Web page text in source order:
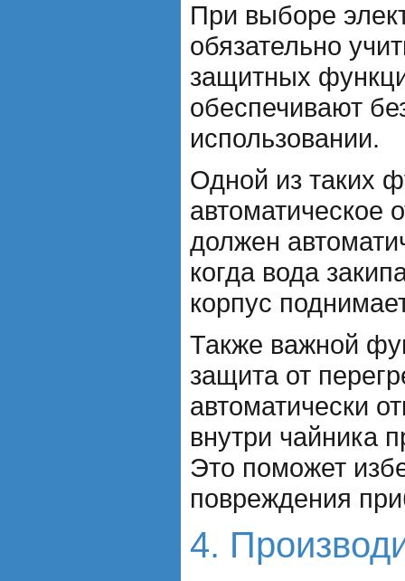
При выборе
обязательно
защитных
обеспечивают
использовании.
Одной из таких
автоматическое
должен
когда вода
корпус
Также важной
защита от
автоматически
внутри чайника
Это поможет
повреждения
4.